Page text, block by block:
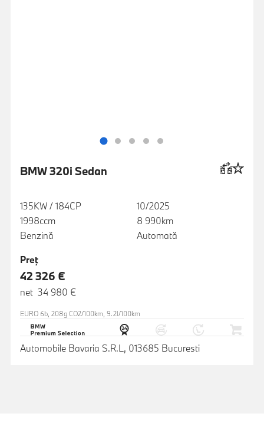
BMW 320i Sedan
135KW / 184CP
1998ccm
Benzină
10/2025
8 990km
Automată
Preţ
42 326 €
net 34 980 €
EURO 6b, 208g CO2/100km, 9.2l/100km
Automobile Bavaria S.R.L, 013685 Bucuresti